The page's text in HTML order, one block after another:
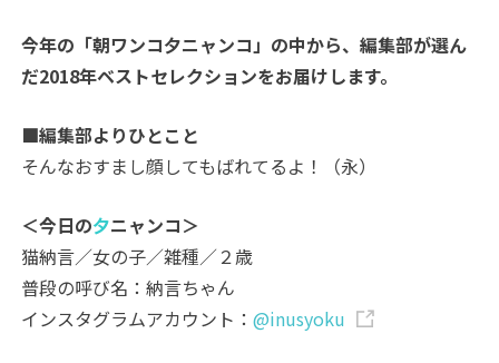
今年の「朝ワンコ夕ニャンコ」の中から、編集部が選ん
だ2018年ベストセレクションをお届けします。
■編集部よりひとこと
そんなおすまし顔してもばれてるよ！（永）
＜今日の夕ニャンコ＞
猫納言／女の子／雑種／２歳
普段の呼び名：納言ちゃん
インスタグラムアカウント：@inusyoku